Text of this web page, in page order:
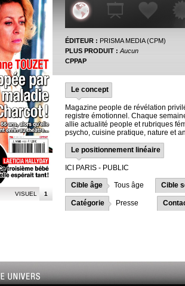
1
VISUEL
ÉDITEUR : PRISMA MEDIA (CPM)
PLUS PRODUIT : Aucun
CPPAP
Le concept
Magazine people de révélation
registre émotionnel. Chaque
allie actualité people et rubriques
psycho, cuisine pratique, nature et
Le positionnement linéaire
ICI PARIS - PUBLIC
Cible âge Tous âge Cible
Catégorie Presse